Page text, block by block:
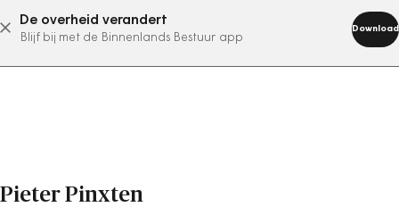
De overheid verandert
Blijf bij met de Binnenlands Bestuur app
Download
abonneer nu
Pieter Pinxten